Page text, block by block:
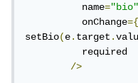
name="bio"
onChange
setBio(e.target.
required
/>